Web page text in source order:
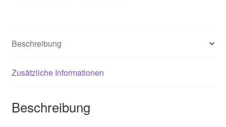
Beschreibung
Zusätzliche Informationen
Beschreibung